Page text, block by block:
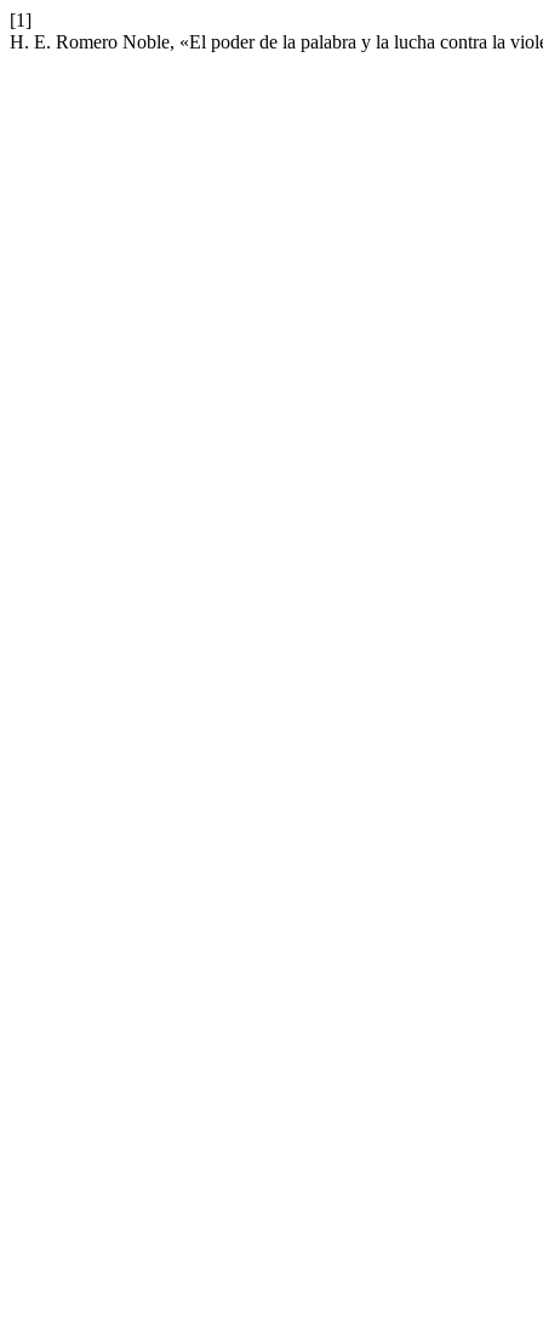
[1]
H. E. Romero Noble, «El poder de la palabra y la lucha contra la